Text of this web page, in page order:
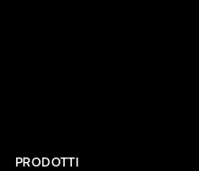
PRODOTTI